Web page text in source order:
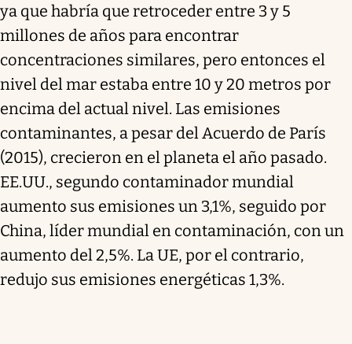
ya que habría que retroceder entre 3 y 5
millones de años para encontrar
concentraciones similares, pero entonces el
nivel del mar estaba entre 10 y 20 metros por
encima del actual nivel. Las emisiones
contaminantes, a pesar del Acuerdo de París
(2015), crecieron en el planeta el año pasado.
EE.UU., segundo contaminador mundial
aumento sus emisiones un 3,1%, seguido por
China, líder mundial en contaminación, con un
aumento del 2,5%. La UE, por el contrario,
redujo sus emisiones energéticas 1,3%.